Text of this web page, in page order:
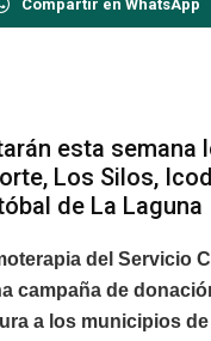
Compartir en WhatsApp
esta semana
Los Silos,
de La Laguna
del Servicio
campaña de
a los municipios